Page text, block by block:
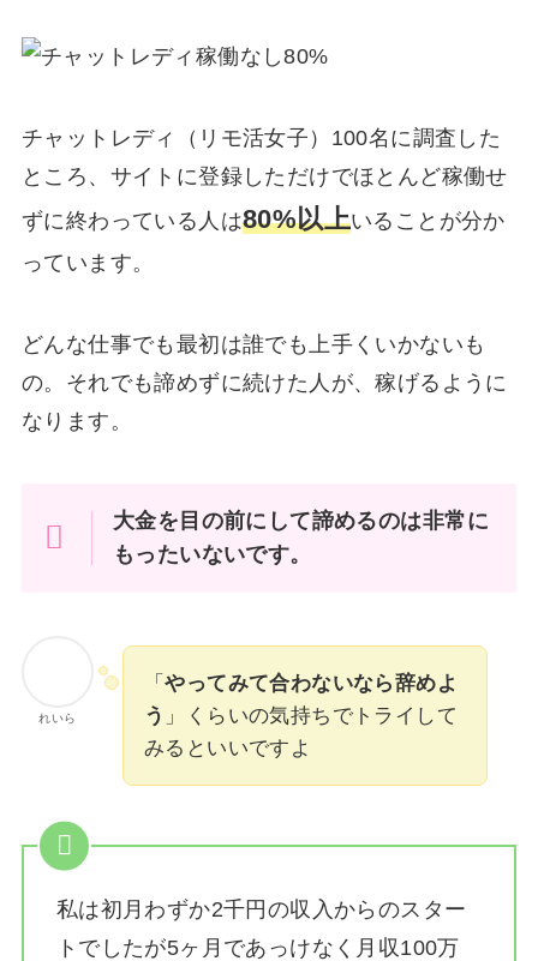
チャットレディ（リモ活女子）100名に調査した
ところ、サイトに登録しただけでほとんど稼働せ
ずに終わっている人は80%以上いることが分か
っています。
どんな仕事でも最初は誰でも上手くいかないも
の。それでも諦めずに続けた人が、稼げるように
なります。
大金を目の前にして諦めるのは非常に
もったいないです。
れいら
「やってみて合わないなら辞めよ
う 」くらいの気持ちでトライして
みるといいですよ
私は初月わずか2千円の収入からのスター
トでしたが5ヶ月であっけなく月収100万